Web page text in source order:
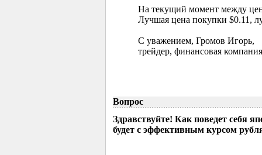
На текущий момент между
Лучшая цена покупки $0.11,
С уважением, Громов Игорь,
трейдер, финансовая
Вопрос
Здравствуйте! Как поведет себя
будет с эффективным курсом